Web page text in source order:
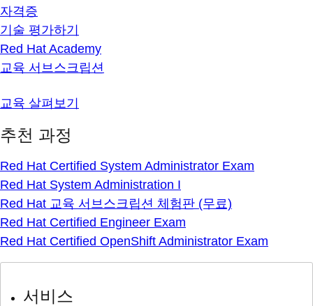
자격증
기술 평가하기
Red Hat Academy
교육 서브스크립션
교육 살펴보기
추천 과정
Red Hat Certified System Administrator Exam
Red Hat System Administration I
Red Hat 교육 서브스크립션 체험판 (무료)
Red Hat Certified Engineer Exam
Red Hat Certified OpenShift Administrator Exam
서비스